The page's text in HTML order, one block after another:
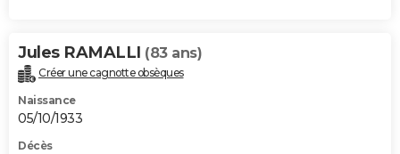
Bricolage
Lifestyle
Culture
Sport
Auto
Television
Voyage
Cinema
Jules RAMALLI (83 ans)
Créer une cagnotte obsèques
Naissance
05/10/1933
Décès